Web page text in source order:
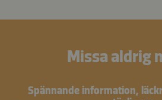
Missa aldrig
Spännande information,